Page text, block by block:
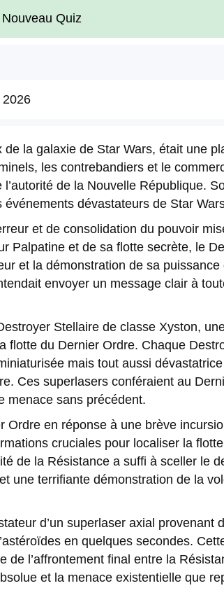
Nouveau Quiz
2026
la galaxie de Star Wars, était une
les contrebandiers et le
de la Nouvelle République.
dévastateurs de Star
et de consolidation du pouvoir
Palpatine et de sa flotte secrète, le
et la démonstration de sa
envoyer un message clair à
Stellaire de classe Xyston,
du Dernier Ordre. Chaque
mais tout aussi
Ces superlasers conféraient au
menace sans précédent.
en réponse à une brève
cruciales pour localiser la
de la Résistance a suffi à sceller le
une terrifiante démonstration de la
d’un superlaser axial provenant
en quelques secondes.
de l’affrontement final entre la
et la menace existentielle que